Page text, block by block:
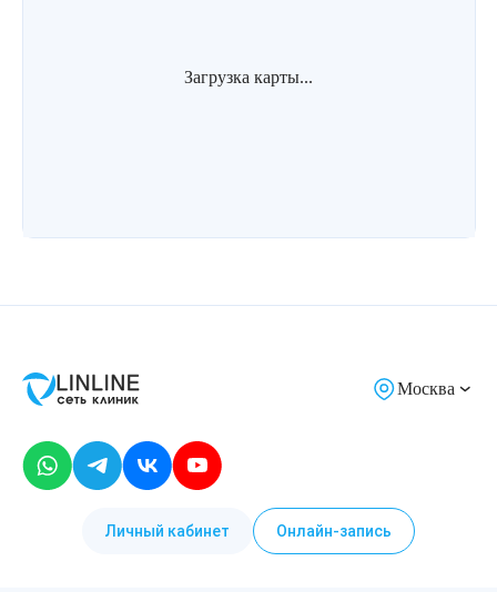
Загрузка карты...
Москва
Личный кабинет Онлайн-запись